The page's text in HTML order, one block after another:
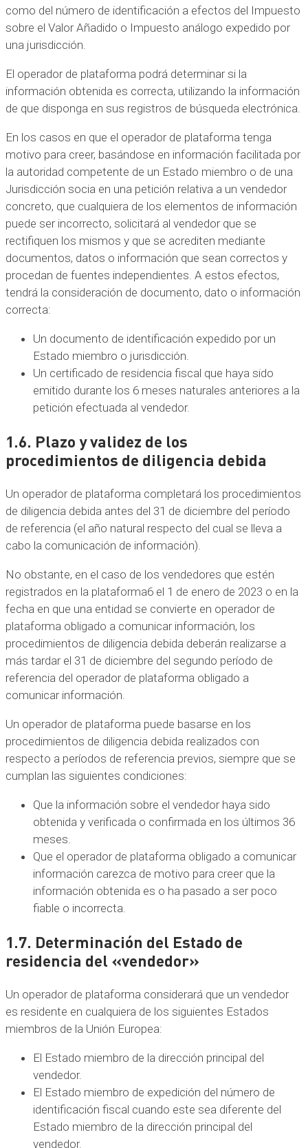
como del número de identificación a efectos del Impuesto
sobre el Valor Añadido o Impuesto análogo expedido por
una jurisdicción.
El operador de plataforma podrá determinar si la
información obtenida es correcta, utilizando la información
de que disponga en sus registros de búsqueda electrónica.
En los casos en que el operador de plataforma tenga
motivo para creer, basándose en información facilitada por
la autoridad competente de un Estado miembro o de una
Jurisdicción socia en una petición relativa a un vendedor
concreto, que cualquiera de los elementos de información
puede ser incorrecto, solicitará al vendedor que se
rectifiquen los mismos y que se acrediten mediante
documentos, datos o información que sean correctos y
procedan de fuentes independientes. A estos efectos,
tendrá la consideración de documento, dato o información
correcta:
Un documento de identificación expedido por un
Estado miembro o jurisdicción.
Un certificado de residencia fiscal que haya sido
emitido durante los 6 meses naturales anteriores a la
petición efectuada al vendedor.
1.6. Plazo y validez de los
procedimientos de diligencia debida
Un operador de plataforma completará los procedimientos
de diligencia debida antes del 31 de diciembre del período
de referencia (el año natural respecto del cual se lleva a
cabo la comunicación de información).
No obstante, en el caso de los vendedores que estén
registrados en la plataforma6 el 1 de enero de 2023 o en la
fecha en que una entidad se convierte en operador de
plataforma obligado a comunicar información, los
procedimientos de diligencia debida deberán realizarse a
más tardar el 31 de diciembre del segundo período de
referencia del operador de plataforma obligado a
comunicar información.
Un operador de plataforma puede basarse en los
procedimientos de diligencia debida realizados con
respecto a períodos de referencia previos, siempre que se
cumplan las siguientes condiciones:
Que la información sobre el vendedor haya sido
obtenida y verificada o confirmada en los últimos 36
meses.
Que el operador de plataforma obligado a comunicar
información carezca de motivo para creer que la
información obtenida es o ha pasado a ser poco
fiable o incorrecta.
1.7. Determinación del Estado de
residencia del «vendedor»
Un operador de plataforma considerará que un vendedor
es residente en cualquiera de los siguientes Estados
miembros de la Unión Europea:
El Estado miembro de la dirección principal del
vendedor.
El Estado miembro de expedición del número de
identificación fiscal cuando este sea diferente del
Estado miembro de la dirección principal del
vendedor.